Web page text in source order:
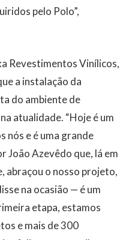
pelo Polo”,
Revestimentos Vinílicos,
a instalação da
do ambiente de
atualidade. “Hoje é um
nós e é uma grande
João Azevêdo que, lá em
abraçou o nosso projeto,
na ocasião — é um
etapa, estamos
e mais de 300